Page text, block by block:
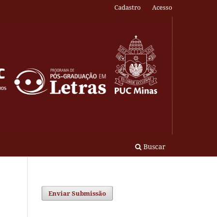
Buscar
Cadastro Acesso
Enviar Submissão